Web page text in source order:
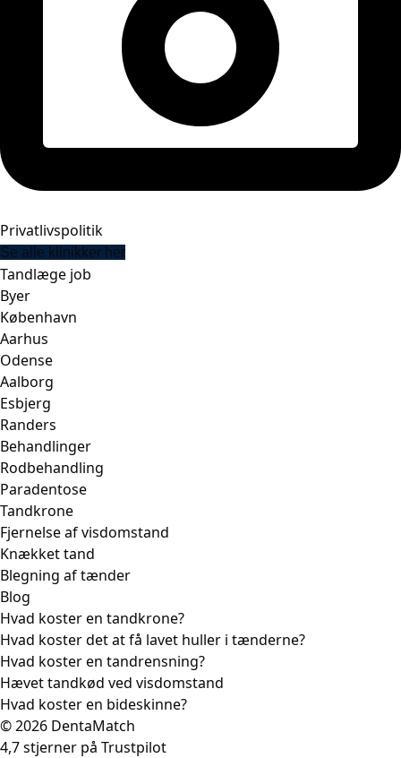
Privatlivspolitik
Se alle klinikker her
Tandlæge job
Byer
København
Aarhus
Odense
Aalborg
Esbjerg
Randers
Behandlinger
Rodbehandling
Paradentose
Tandkrone
Fjernelse af visdomstand
Knækket tand
Blegning af tænder
Blog
Hvad koster en tandkrone?
Hvad koster det at få lavet huller i tænderne?
Hvad koster en tandrensning?
Hævet tandkød ved visdomstand
Hvad koster en bideskinne?
© 2026 DentaMatch
4,7 stjerner på Trustpilot